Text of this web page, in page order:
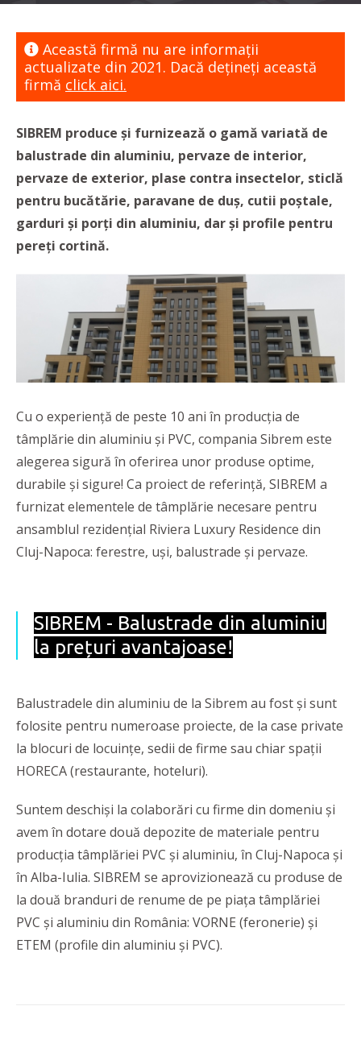
Această firmă nu are informaţii
actualizate din 2021. Dacă dețineți această
firmă click aici.
SIBREM produce și furnizează o gamă variată de
balustrade din aluminiu, pervaze de interior,
pervaze de exterior, plase contra insectelor, sticlă
pentru bucătărie, paravane de duș, cutii poștale,
garduri și porți din aluminiu, dar și profile pentru
pereți cortină.
Cu o experiență de peste 10 ani în producția de
tâmplărie din aluminiu și PVC, compania Sibrem este
alegerea sigură în oferirea unor produse optime,
durabile și sigure! Ca proiect de referință, SIBREM a
furnizat elementele de tâmplărie necesare pentru
ansamblul rezidențial Riviera Luxury Residence din
Cluj-Napoca: ferestre, uși, balustrade și pervaze.
SIBREM - Balustrade din aluminiu
la prețuri avantajoase!
Balustradele din aluminiu de la Sibrem au fost și sunt
folosite pentru numeroase proiecte, de la case private
la blocuri de locuințe, sedii de firme sau chiar spații
HORECA (restaurante, hoteluri).
Suntem deschiși la colaborări cu firme din domeniu și
avem în dotare două depozite de materiale pentru
producția tâmplăriei PVC și aluminiu, în Cluj-Napoca și
în Alba-Iulia. SIBREM se aprovizionează cu produse de
la două branduri de renume de pe piața tâmplăriei
PVC și aluminiu din România: VORNE (feronerie) și
ETEM (profile din aluminiu și PVC).